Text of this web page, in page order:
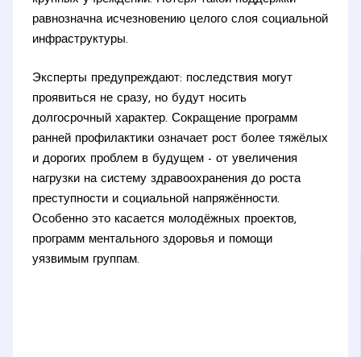
равнозначна исчезновению целого слоя социальной
инфраструктуры.
Эксперты предупреждают: последствия могут
проявиться не сразу, но будут носить
долгосрочный характер. Сокращение программ
ранней профилактики означает рост более тяжёлых
и дорогих проблем в будущем - от увеличения
нагрузки на систему здравоохранения до роста
преступности и социальной напряжённости.
Особенно это касается молодёжных проектов,
программ ментального здоровья и помощи
уязвимым группам.